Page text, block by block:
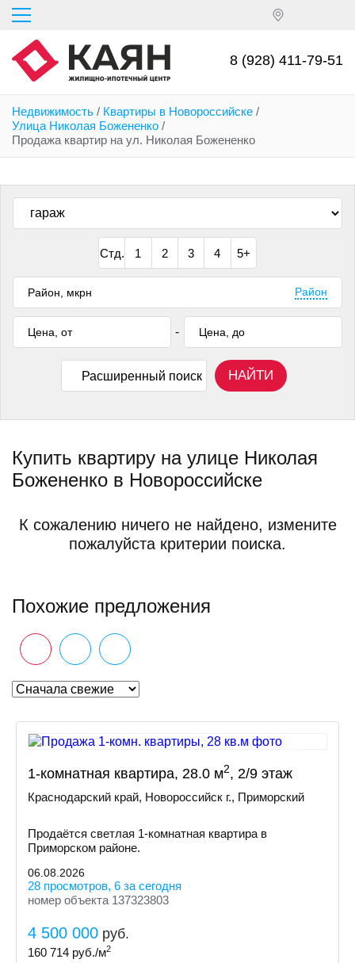
Перейти
основному
содержанию
8 (928) 411-79-51
Недвижимость / Квартиры в Новороссийске /
Улица Николая Божененко /
Продажа квартир на ул. Николая Божененко
Стд. 1 2 3 4 5+
Район
-
Расширенный поиск НАЙТИ
Купить квартиру на улице Николая
Божененко в Новороссийске
К сожалению ничего не найдено, измените
пожалуйста критерии поиска.
Похожие предложения
1-комнатная квартира, 28.0 м2, 2/9 этаж
Краснодарский край, Новороссийск г., Приморский
Продаётся светлая 1-комнатная квартира в
Приморском районе.
06.08.2026
28 просмотров, 6 за сегодня
номер объекта 137323803
4 500 000 руб.
160 714 руб./м2